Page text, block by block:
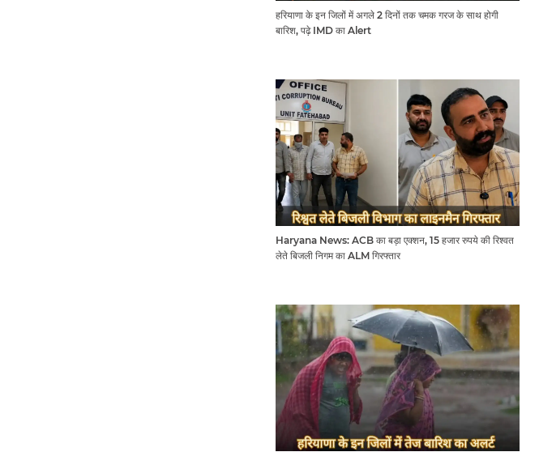
हरियाणा के इन जिलों में अगले 2 दिनों तक चमक गरज के साथ होगी
बारिश, पढ़े IMD का Alert
Haryana News: ACB का बड़ा एक्शन, 15 हजार रुपये की रिश्वत
लेते बिजली निगम का ALM गिरफ्तार